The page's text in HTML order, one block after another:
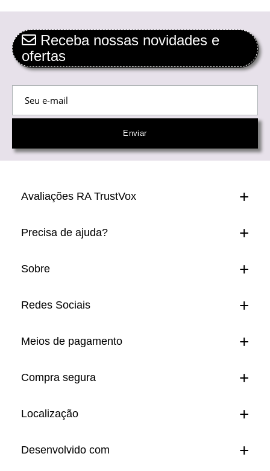
Receba nossas novidades e
ofertas
Avaliações RA TrustVox
Precisa de ajuda?
Sobre
Redes Sociais
Meios de pagamento
Compra segura
Localização
Desenvolvido com